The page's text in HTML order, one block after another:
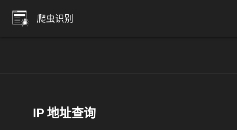
爬虫识别
IP 地址查询